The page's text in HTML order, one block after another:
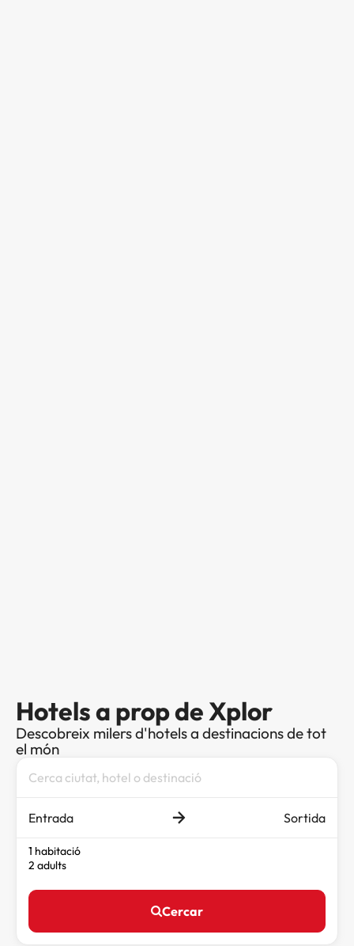
Hotels a prop de Xplor
Descobreix milers d'hotels a destinacions de tot
el món
Entrada Sortida
1 habitació
2 adults
Cercar